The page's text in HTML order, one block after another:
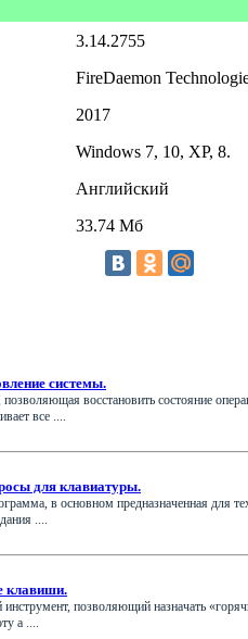
3.14.2755
FireDaemon
2017
Windows 7, 10, XP, 8.
Английский
33.74 Мб
системы.
восстановить состояние
все ....
для клавиатуры.
в основном предназначенная для
....
клавиши.
позволяющий назначать
а ....